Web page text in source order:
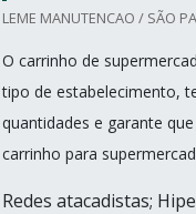
LEME MANUTENCAO / SÃO
O carrinho de
tipo de estabelecimento,
quantidades e garante
carrinho para
Redes atacadistas;